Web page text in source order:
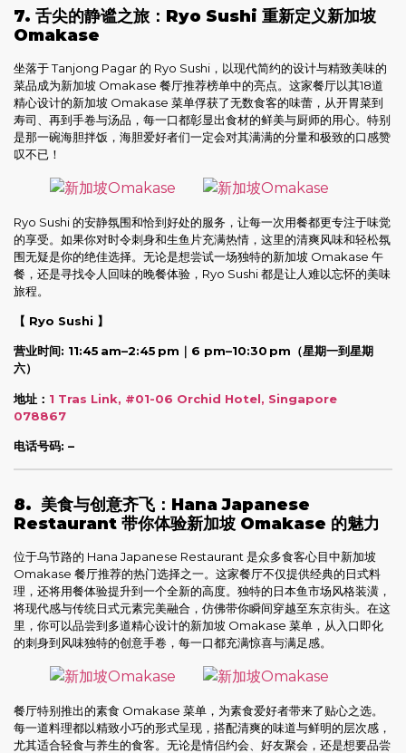
7. 舌尖的静谧之旅：Ryo Sushi 重新定义新加坡
Omakase
坐落于 Tanjong Pagar 的 Ryo Sushi，以现代简约的设计与精致美味的
菜品成为新加坡 Omakase 餐厅推荐榜单中的亮点。这家餐厅以其18道
精心设计的新加坡 Omakase 菜单俘获了无数食客的味蕾，从开胃菜到
寿司、再到手卷与汤品，每一口都彰显出食材的鲜美与厨师的用心。特别
是那一碗海胆拌饭，海胆爱好者们一定会对其满满的分量和极致的口感赞
叹不已！
Ryo Sushi 的安静氛围和恰到好处的服务，让每一次用餐都更专注于味觉
的享受。如果你对时令刺身和生鱼片充满热情，这里的清爽风味和轻松氛
围无疑是你的绝佳选择。无论是想尝试一场独特的新加坡 Omakase 午
餐，还是寻找令人回味的晚餐体验，Ryo Sushi 都是让人难以忘怀的美味
旅程。
【 Ryo Sushi 】
营业时间: 11:45 am–2:45 pm｜6 pm–10:30 pm （星期一到星期
六）
地址： 1 Tras Link, #01-06 Orchid Hotel, Singapore
078867
电话号码: –
8. 美食与创意齐飞：Hana Japanese
Restaurant 带你体验新加坡 Omakase 的魅力
位于乌节路的 Hana Japanese Restaurant 是众多食客心目中新加坡
Omakase 餐厅推荐的热门选择之一。这家餐厅不仅提供经典的日式料
理，还将用餐体验提升到一个全新的高度。独特的日本鱼市场风格装潢，
将现代感与传统日式元素完美融合，仿佛带你瞬间穿越至东京街头。在这
里，你可以品尝到多道精心设计的新加坡 Omakase 菜单，从入口即化
的刺身到风味独特的创意手卷，每一口都充满惊喜与满足感。
餐厅特别推出的素食 Omakase 菜单，为素食爱好者带来了贴心之选。
每一道料理都以精致小巧的形式呈现，搭配清爽的味道与鲜明的层次感，
尤其适合轻食与养生的食客。无论是情侣约会、好友聚会，还是想要品尝